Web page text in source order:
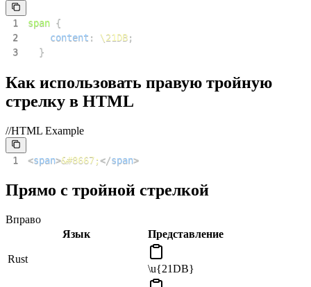
1 span {
2
content : \21DB;
3
}
Как использовать правую тройную
стрелку в HTML
//HTML Example
1 <span>&#8667;</span>
Прямо с тройной стрелкой
Вправо
Язык
Представление
Rust
\u{21DB}